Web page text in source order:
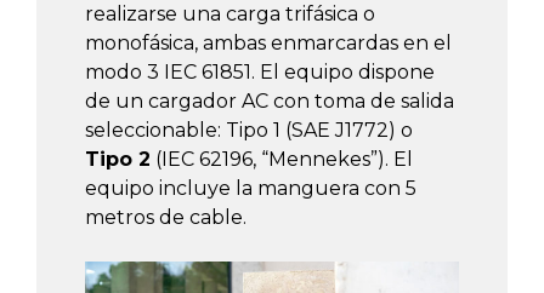
realizarse una carga trifásica o
monofásica, ambas enmarcardas en el
modo 3 IEC 61851. El equipo dispone
de un cargador AC con toma de salida
seleccionable: Tipo 1 (SAE J1772) o
Tipo 2 (IEC 62196, “Mennekes”). El
equipo incluye la manguera con 5
metros de cable.